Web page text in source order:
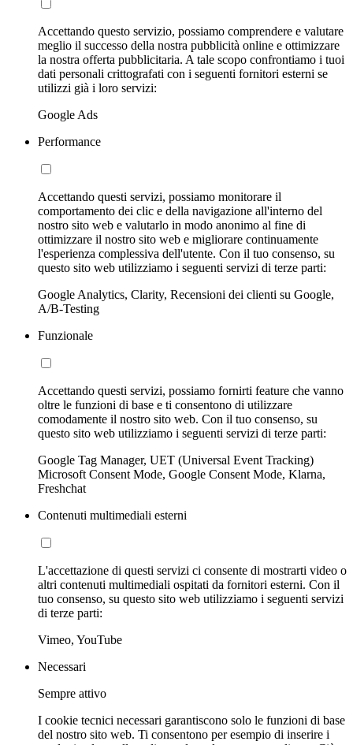
Accettando questo servizio, possiamo comprendere e valutare
meglio il successo della nostra pubblicità online e ottimizzare
la nostra offerta pubblicitaria. A tale scopo confrontiamo i tuoi
dati personali crittografati con i seguenti fornitori esterni se
utilizzi già i loro servizi:
Google Ads
Performance
Accettando questi servizi, possiamo monitorare il
comportamento dei clic e della navigazione all'interno del
nostro sito web e valutarlo in modo anonimo al fine di
ottimizzare il nostro sito web e migliorare continuamente
l'esperienza complessiva dell'utente. Con il tuo consenso, su
questo sito web utilizziamo i seguenti servizi di terze parti:
Google Analytics, Clarity, Recensioni dei clienti su Google,
A/B-Testing
Funzionale
Accettando questi servizi, possiamo fornirti feature che vanno
oltre le funzioni di base e ti consentono di utilizzare
comodamente il nostro sito web. Con il tuo consenso, su
questo sito web utilizziamo i seguenti servizi di terze parti:
Google Tag Manager, UET (Universal Event Tracking)
Microsoft Consent Mode, Google Consent Mode, Klarna,
Freshchat
Contenuti multimediali esterni
L'accettazione di questi servizi ci consente di mostrarti video o
altri contenuti multimediali ospitati da fornitori esterni. Con il
tuo consenso, su questo sito web utilizziamo i seguenti servizi
di terze parti:
Vimeo, YouTube
Necessari
Sempre attivo
I cookie tecnici necessari garantiscono solo le funzioni di base
del nostro sito web. Ti consentono per esempio di inserire i